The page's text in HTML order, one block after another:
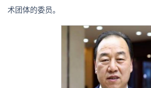
术团体的委员。